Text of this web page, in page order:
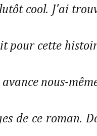
cool. J'ai
cette
nous-
de ce roman.